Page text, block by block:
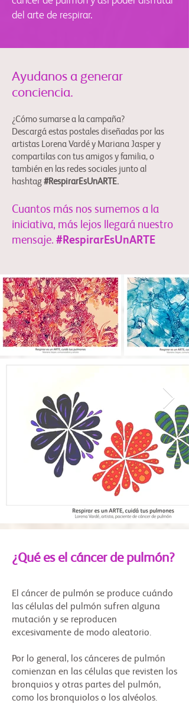
del arte de respirar.
Ayudanos a generar
conciencia.
¿Cómo sumarse a la campaña?
Descargá estas postal es diseñadas por las
artistas Lorena Vardé y Mariana Jasper y
compartilas con tus amigos y familia, o
también en las redes sociales junto al
hashtag #RespirarEsUnARTE.
Cuantos más nos sumemos a la
iniciativa, más lejos llegará nuestro
mensaje. #RespirarEsUnARTE
¿Qué es el cáncer de pulmón?
El cáncer de pulmón se produce cuándo
las células del pulmón sufren alguna
mutación y se reproducen
excesivamente de modo aleatorio.
Por lo general, los cánceres de pulmón
comienzan en las células que revisten los
bronquios y otras partes del pulmón,
como los bronquiolos o los alvéolos.